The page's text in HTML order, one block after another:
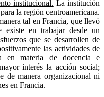
institucional. La institución
la región centroamericana.
tal en Francia, que llevó
en trabajar desde un
que se desarrollen de
las actividades de
en materia de docencia e
interés la acción social;
de manera organizacional ni
en Francia.